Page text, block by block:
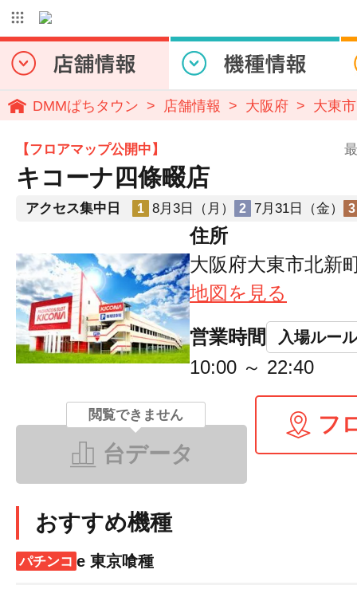
DMMぱちタウン 店舗情報 大阪府 大東市
【フロアマップ公開中】
キコーナ四條畷店
アクセス集中日 1 8月3日（月） 2 7月31日（金） 3
住所
大阪府大東市北新
地図を見る
営業時間 入場ルール
10:00 ～ 22:40
閲覧できません
台データ
フ
おすすめ機種
パチンコ e 東京喰種